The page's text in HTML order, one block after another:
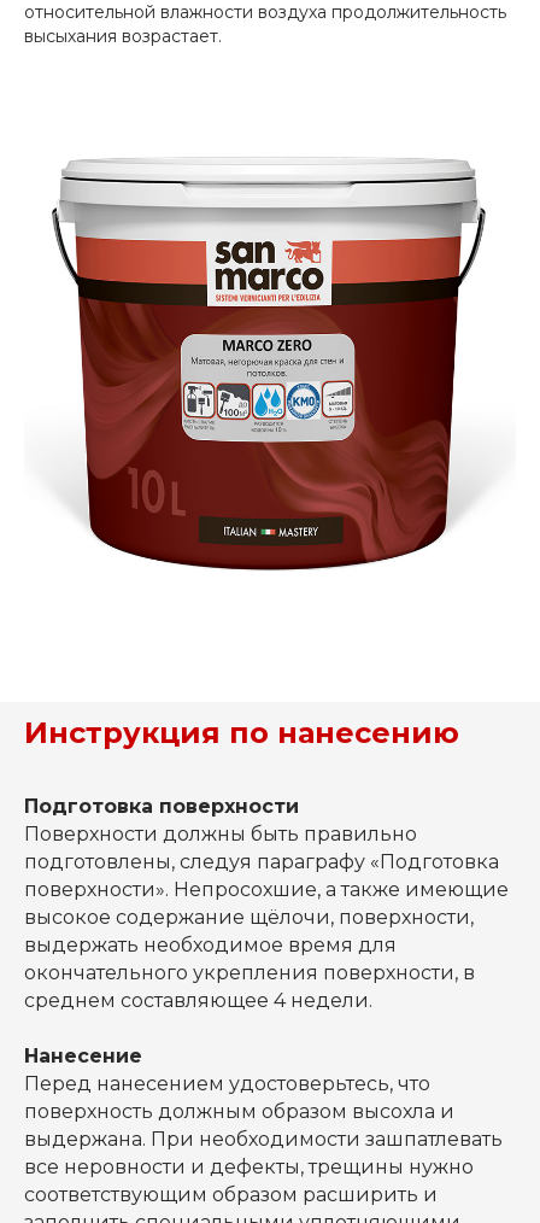
относительной влажности воздуха продолжительность
высыхания возрастает.
Инструкция по нанесению
Подготовка поверхности
Поверхности должны быть правильно
подготовлены, следуя параграфу «Подготовка
поверхности». Непросохшие, а также имеющие
высокое содержание щёлочи, поверхности,
выдержать необходимое время для
окончательного укрепления поверхности, в
среднем составляющее 4 недели.
Нанесение
Перед нанесением удостоверьтесь, что
поверхность должным образом высохла и
выдержана. При необходимости зашпатлевать
все неровности и дефекты, трещины нужно
соответствующим образом расширить и